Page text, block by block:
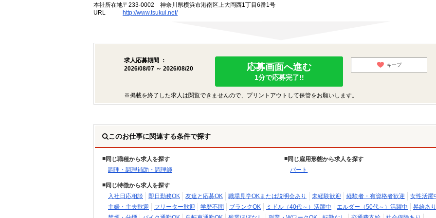
本社所在地〒233-0002 神奈川県横浜市港南区上大岡西1丁目6番1号
URL
http://www.tsukui.net/
求人応募期間 ：
2026/08/07 ～ 2026/08/20
応募画面へ進む
1分で応募完了!!
キープ
※掲載を終了した求人は閲覧できませんので、プリントアウトして保管をお願いします。
このお仕事に関連する条件で探す
同じ職種から求人を探す
調理・調理補助・調理師
同じ雇用形態から求人を探す
パート
同じ特徴から求人を探す
入社日応相談
即日勤務OK 友達と応募OK 職場見学OKまたは説明会あり 未経験歓迎 経験者・有資格者歓迎
女性活躍
主婦・主夫歓迎
フリーター歓迎 学歴不問 ブランクOK ミドル（40代～）活躍中 エルダー（50代～）活躍中
昇給あり